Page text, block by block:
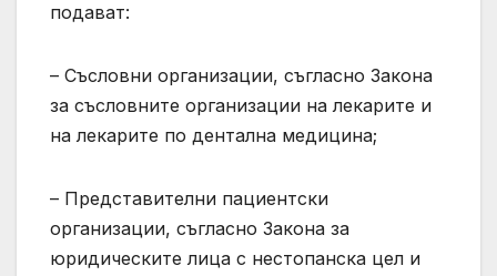
подават:
– Съсловни организации, съгласно Закона
за съсловните организации на лекарите и
на лекарите по дентална медицина;
– Представителни пациентски
организации, съгласно Закона за
юридическите лица с нестопанска цел и